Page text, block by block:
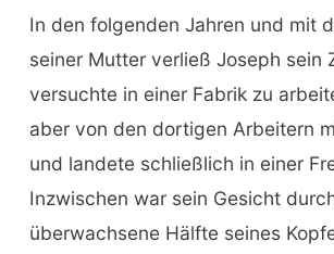
In den folgenden Jahren und mit
seiner Mutter verließ Joseph sein
versuchte in einer Fabrik zu
aber von den dortigen Arbeitern
und landete schließlich in einer
Inzwischen war sein Gesicht
überwachsene Hälfte seines